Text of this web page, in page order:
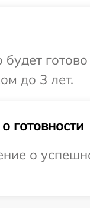
будет
до 3 лет.
готовности
о